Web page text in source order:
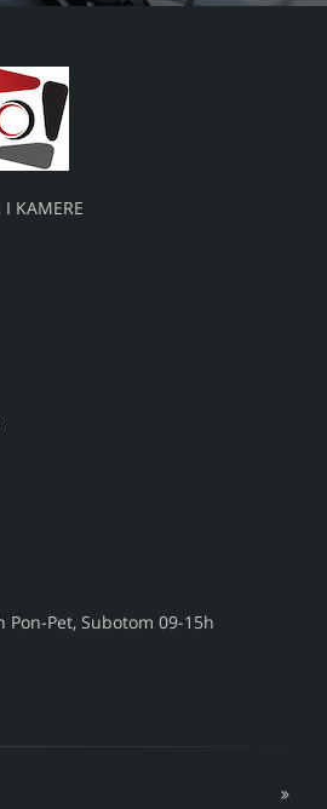
I KAMERE
Pon-Pet, Subotom 09-15h